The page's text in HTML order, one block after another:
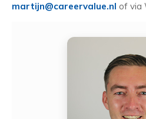
martijn@careervalue.nl of via